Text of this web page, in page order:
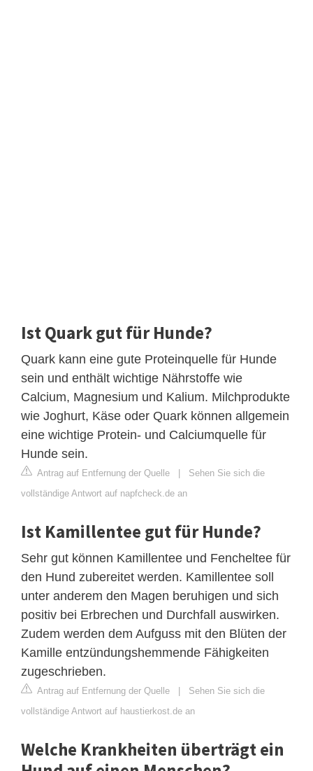
Ist Quark gut für Hunde?
Quark kann eine gute Proteinquelle für Hunde
sein und enthält wichtige Nährstoffe wie
Calcium, Magnesium und Kalium. Milchprodukte
wie Joghurt, Käse oder Quark können allgemein
eine wichtige Protein- und Calciumquelle für
Hunde sein.
Antrag auf Entfernung der Quelle | Sehen Sie sich die
vollständige Antwort auf napfcheck.de an
Ist Kamillentee gut für Hunde?
Sehr gut können Kamillentee und Fencheltee für
den Hund zubereitet werden. Kamillentee soll
unter anderem den Magen beruhigen und sich
positiv bei Erbrechen und Durchfall auswirken.
Zudem werden dem Aufguss mit den Blüten der
Kamille entzündungshemmende Fähigkeiten
zugeschrieben.
Antrag auf Entfernung der Quelle | Sehen Sie sich die
vollständige Antwort auf haustierkost.de an
Welche Krankheiten überträgt ein